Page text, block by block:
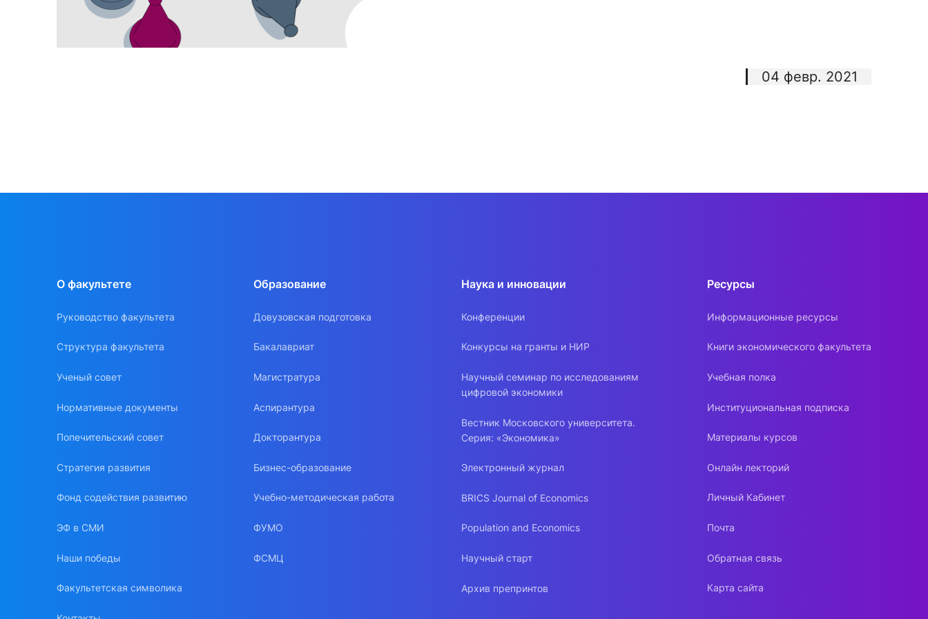
04 февр. 2021
О факультете
Руководство факультета
Структура факультета
Ученый совет
Нормативные документы
Попечительский совет
Стратегия развития
Фонд содействия развитию
ЭФ в СМИ
Наши победы
Факультетская символика
Образование
Довузовская подготовка
Бакалавриат
Магистратура
Аспирантура
Докторантура
Бизнес-образование
Учебно-методическая работа
ФУМО
ФСМЦ
Наука и инновации
Конференции
Конкурсы на гранты и НИР
Научный семинар по исследованиям
цифровой экономики
Вестник Московского университета.
Серия: «Экономика»
Электронный журнал
BRICS Journal of Economics
Population and Economics
Научный старт
Архив препринтов
Ресурсы
Информационные ресурсы
Книги экономического факультета
Учебная полка
Институциональная подписка
Материалы курсов
Онлайн лекторий
Личный Кабинет
Почта
Обратная связь
Карта сайта